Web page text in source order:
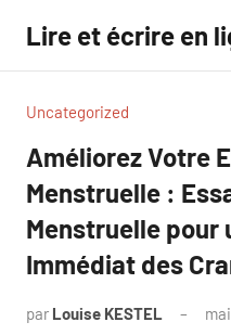
contenu
Lire et écrire en
Uncategorized
Améliorez Votre
Menstruelle :
Menstruelle pour
Immédiat des
par Louise KESTEL